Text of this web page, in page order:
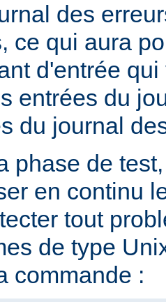
des
ce qui aura
d'entrée
entrées du
du journal
phase de
en continu
tout
de type
commande :